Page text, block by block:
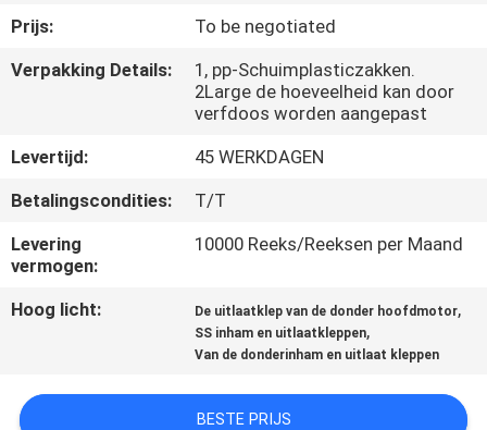
KWALITEITSCONTROLE
VRAAG
EEN
OFFERTE
SITEMAP
Prijs:
To be negotiated
Verpakking Details:
1, pp-Schuimplasticzakken.
2Large de hoeveelheid kan door
verfdoos worden aangepast
Levertijd:
45 WERKDAGEN
Betalingscondities:
T/T
Levering
vermogen:
10000 Reeks/Reeksen per Maand
Hoog licht: De uitlaatklep van de donder hoofdmotor,
SS inham en uitlaatkleppen,
Van de donderinham en uitlaat kleppen
BESTE PRIJS